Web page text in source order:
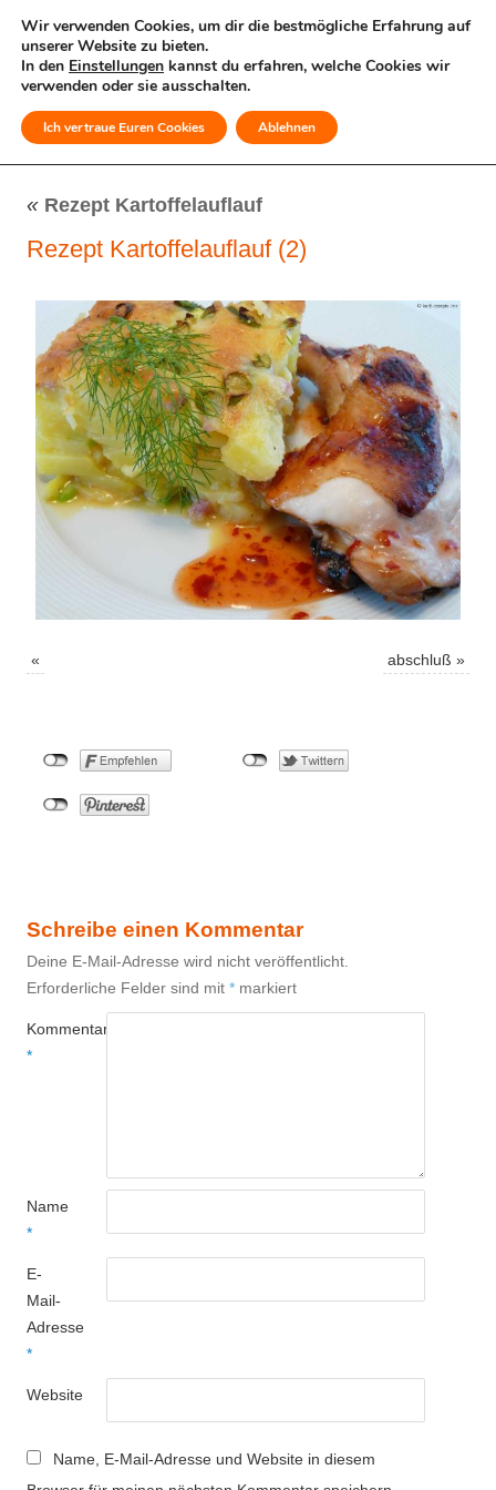
MENÜ
« Rezept Kartoffelauflauf
Rezept Kartoffelauflauf (2)
« abschluß »
Schreibe einen Kommentar
Deine E-Mail-Adresse wird nicht veröffentlicht.
Erforderliche Felder sind mit * markiert
Kommentar
*
Name
*
E-
Mail-
Adresse
*
Website
Name, E-Mail-Adresse und Website in diesem
Wir verwenden Cookies, um dir die bestmögliche Erfahrung auf
unserer Website zu bieten.
In den Einstellungen kannst du erfahren, welche Cookies wir
verwenden oder sie ausschalten.
Ich vertraue Euren Cookies Ablehnen